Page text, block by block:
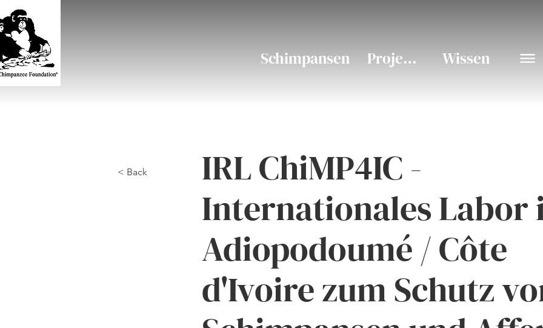
Schimpansen Projekte Wissen
< Back
IRL ChiMP4IC -
Internationales Labor
Adiopodoumé / Côte
d'Ivoire zum Schutz